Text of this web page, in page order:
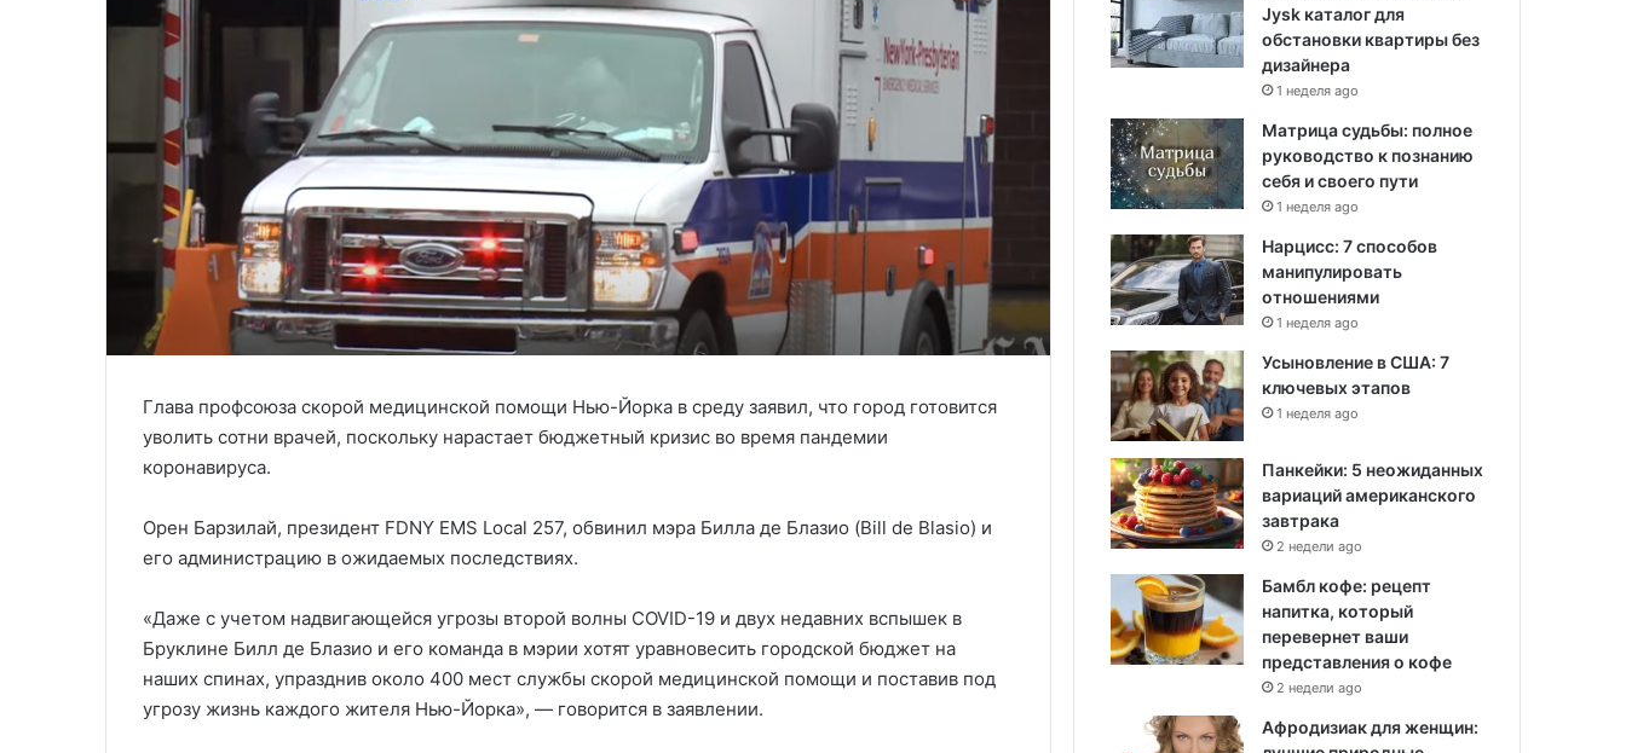
Глава профсоюза скорой медицинской помощи Нью-Йорка в среду заявил, что город готовится
уволить сотни врачей, поскольку нарастает бюджетный кризис во время пандемии
коронавируса.
Орен Барзилай, президент FDNY EMS Local 257, обвинил мэра Билла де Блазио (Bill de Blasio) и
его администрацию в ожидаемых последствиях.
«Даже с учетом надвигающейся угрозы второй волны COVID-19 и двух недавних вспышек в
Бруклине Билл де Блазио и его команда в мэрии хотят уравновесить городской бюджет на
наших спинах, упразднив около 400 мест службы скорой медицинской помощи и поставив под
угрозу жизнь каждого жителя Нью-Йорка», — говорится в заявлении.
Jysk каталог для
обстановки квартиры без
дизайнера
1 неделя ago
Матрица судьбы: полное
руководство к познанию
себя и своего пути
1 неделя ago
Нарцисс: 7 способов
манипулировать
отношениями
1 неделя ago
Усыновление в США: 7
ключевых этапов
1 неделя ago
Панкейки: 5 неожиданных
вариаций американского
завтрака
2 недели ago
Бамбл кофе: рецепт
напитка, который
перевернет ваши
представления о кофе
2 недели ago
Афродизиак для женщин: